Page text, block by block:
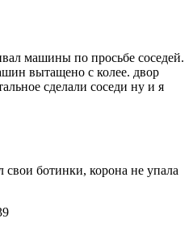
машины по просьбе соседей.
вытащено с колее. двор
сделали соседи ну и я
ботинки, корона не упала